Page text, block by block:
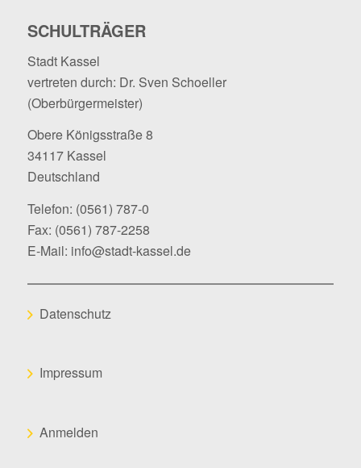
SCHULTRÄGER
Stadt Kassel
vertreten durch: Dr. Sven Schoeller
(Oberbürgermeister)
Obere Königsstraße 8
34117 Kassel
Deutschland
Telefon: (0561) 787-0
Fax: (0561) 787-2258
E-Mail: info@stadt-kassel.de
Datenschutz
Impressum
Anmelden